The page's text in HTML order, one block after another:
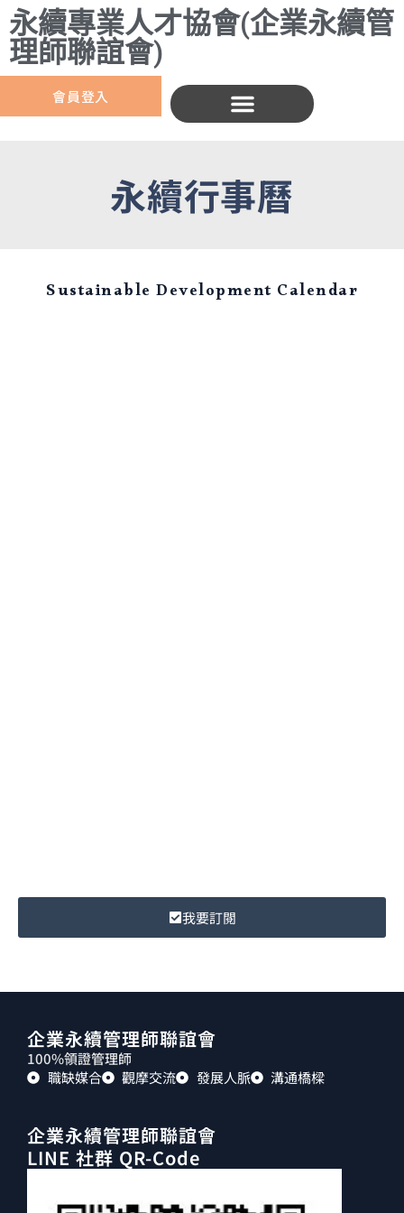
永續專業人才協會(企業永續管
理師聯誼會)
會員登入
永續行事曆
Sustainable Development Calendar
我要訂閱
企業永續管理師聯誼會
100%領證管理師
職缺媒合
觀摩交流 發展人脈 溝通橋樑
企業永續管理師聯誼會
LINE 社群 QR-Code